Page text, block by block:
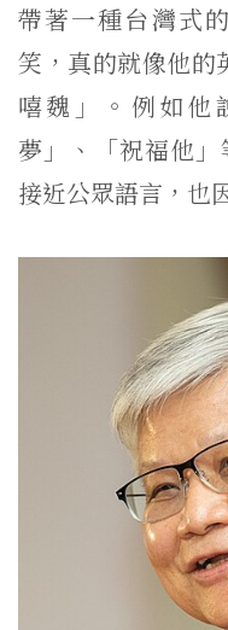
帶著一種台灣式
笑，真的就像他的
嘻魏」。例如他
夢」、「祝福他
接近公眾語言，也